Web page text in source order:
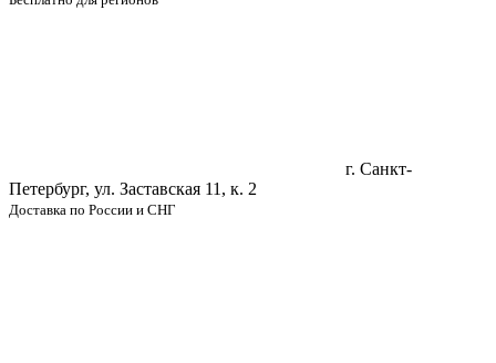
г. Санкт-
Петербург, ул. Заставская 11, к. 2
Доставка по России и СНГ